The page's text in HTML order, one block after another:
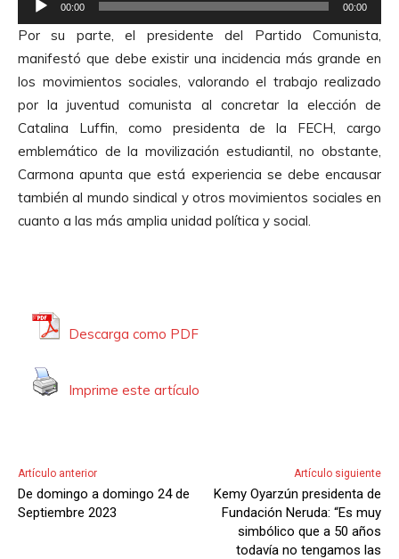
e
p
r
o
d
u
c
t
o
r
00:00 00:00
Por su parte, el presidente del Partido Comunista,
manifestó que debe existir una incidencia más grande en
los movimientos sociales, valorando el trabajo realizado
por la juventud comunista al concretar la elección de
Catalina Luffin, como presidenta de la FECH, cargo
emblemático de la movilización estudiantil, no obstante,
Carmona apunta que está experiencia se debe encausar
también al mundo sindical y otros movimientos sociales en
cuanto a las más amplia unidad política y social.
Descarga como PDF
Imprime este artículo
Artículo anterior
De domingo a domingo 24 de
Septiembre 2023
Artículo siguiente
Kemy Oyarzún presidenta de
Fundación Neruda: “Es muy
simbólico que a 50 años
todavía no tengamos las